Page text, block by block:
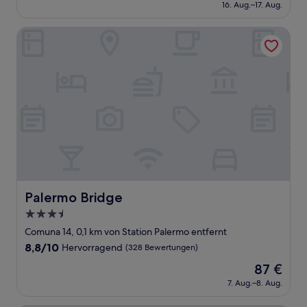
Bewertungen)
beträgt
16. Aug.–17. Aug.
Palermo Bridge
Palermo Bridge
3.5-
Sterne-
Unterkunft
Comuna 14, 0,1 km von Station Palermo entfernt
8.8
8,8/10 Hervorragend (328 Bewertungen)
Der
Preis
beträgt
87 €
7. Aug.–8. Aug.